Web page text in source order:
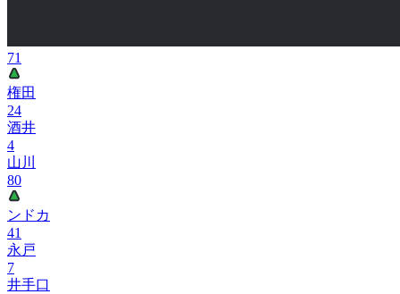
71
権田
24
酒井
4
山川
80
ンドカ
41
永戸
7
井手口